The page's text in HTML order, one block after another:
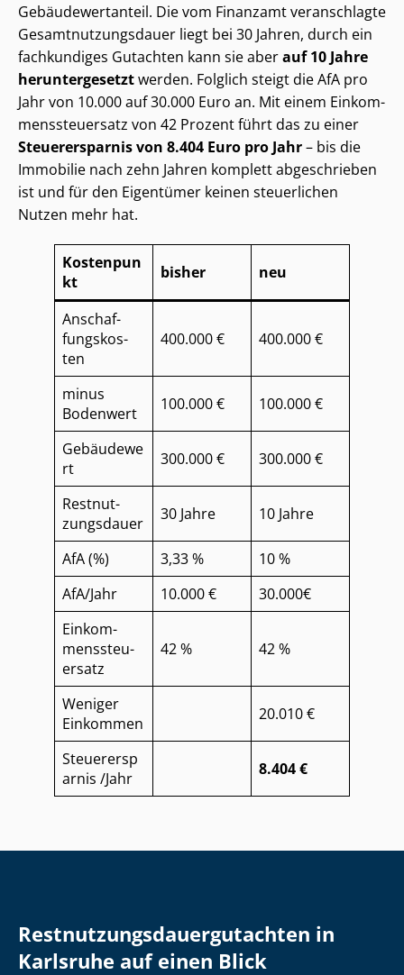
Ge­bäu­de­wert­an­teil. Die vom Finanzamt veranschlagte
Ge­samt­nut­zungs­dau­er liegt bei 30 Jahren, durch ein
fachkundiges Gutachten kann sie aberauf 10 Jahre
heruntergesetztwerden. Folglich steigt die AfA pro
Jahr von 10.000 auf 30.000 Euro an. Mit einem Ein­kom­
mens­steu­er­satz von 42 Prozent führt das zu einer
Steuerersparnis von 8.404 Euro pro Jahr– bis die
Immobilie nach zehn Jahren komplett abgeschrieben
ist und für den Eigentümer keinen steuerlichen
Nutzen mehr hat.
Kostenpun
kt
bisher neu
An­schaf­
fungs­kos­
ten
400.000 € 400.000 €
minus
Bodenwert
100.000 € 100.000 €
Gebäudewe
rt
300.000 € 300.000 €
Rest­nut­
zungs­dau­er
30 Jahre 10 Jahre
AfA (%) 3,33 %
10 %
AfA/Jahr
10.000 €
30.000€
Ein­kom­
mens­steu­
er­satz
42 % 42 %
Weniger
Einkommen
20.010 €
Steuerersp
arnis /Jahr
8.404 €
Rest­nut­zungs­dau­er­gut­ach­ten in
Karlsruhe auf einen Blick